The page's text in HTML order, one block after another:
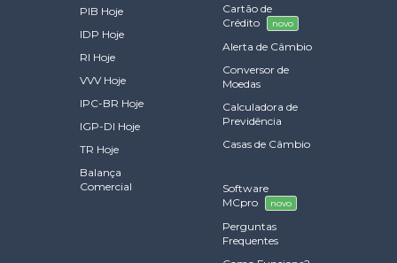
PIB Hoje
IDP Hoje
RI Hoje
VVV Hoje
IPC-BR Hoje
IGP-DI Hoje
TR Hoje
Balança
Comercial
Cartão de
Crédito
novo
Alerta de Câmbio
Conversor de
Moedas
Calculadora de
Previdência
Casas de Câmbio
Software
MCpro
novo
Perguntas
Frequentes